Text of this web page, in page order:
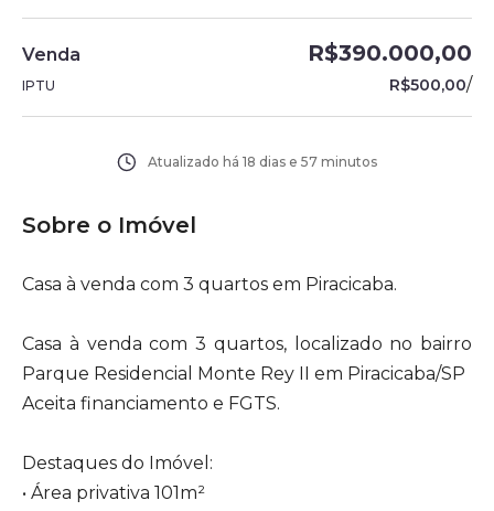
Venda R$390.000,00
IPTU R$500,00/
Atualizado há 18 dias e 57 minutos
Sobre o Imóvel
Casa à venda com 3 quartos em Piracicaba.
Casa à venda com 3 quartos, localizado no bairro
Parque Residencial Monte Rey II em Piracicaba/SP
Aceita financiamento e FGTS.
Destaques do Imóvel:
• Área privativa 101m²